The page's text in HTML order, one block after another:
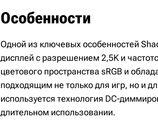
Особенности
Одной из ключевых особенностей
дисплей с разрешением 2,5K и
цветового пространства sRGB и
подходящим не только для игр, но и
используется технология DC-
длительном использовании.